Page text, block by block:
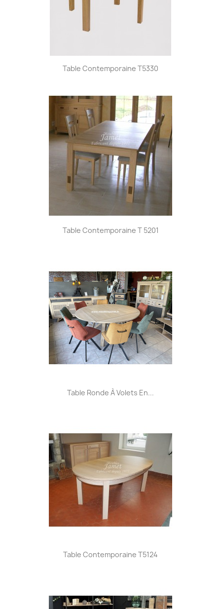
Table Contemporaine T5330
Table Contemporaine T 5201
Table Ronde À Volets En...
Table Contemporaine T5124